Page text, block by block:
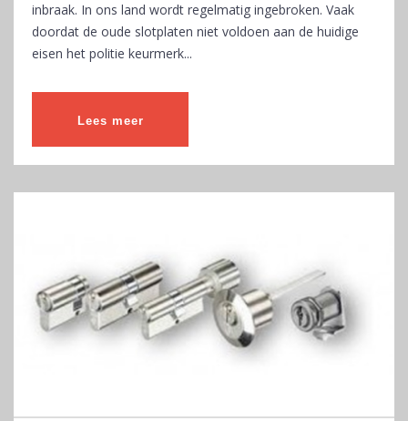
inbraak. In ons land wordt regelmatig ingebroken. Vaak
doordat de oude slotplaten niet voldoen aan de huidige
eisen het politie keurmerk...
Lees meer